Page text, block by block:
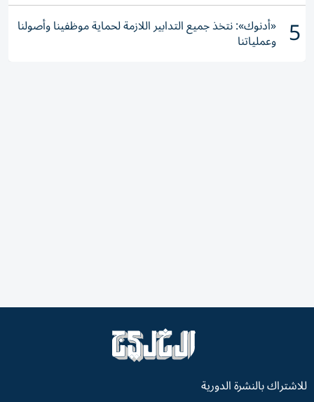
5 «أدنوك»: نتخذ جميع التدابير اللازمة لحماية موظفينا وأصولنا
وعملياتنا
للاشتراك بالنشرة الدورية